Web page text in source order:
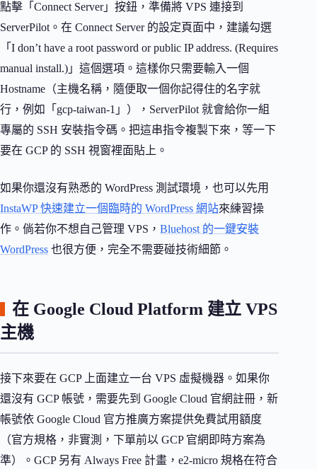
點擊「Connect Server」按鈕，準備將 VPS 連接到
ServerPilot。在 Connect Server 的設定頁面中，建議勾選
「I don’t have a root password or public IP address. (Requires
manual install.)」這個選項。這樣你只需要輸入一個
Hostname（主機名稱，隨便取一個你記得住的名字就
行，例如「gcp-taiwan-1」），ServerPilot 就會給你一組
專屬的 SSH 安裝指令碼。把這串指令複製下來，等一下
要在 GCP 的 SSH 視窗裡面貼上。
如果你還沒有熟悉的 WordPress 測試環境，也可以先用
InstaWP 快速建立一個臨時的 WordPress 網站來練習操
作。倘若你不想自己管理 VPS， Bluehost 的一鍵安裝
WordPress 也很方便，完全不需要碰技術細節。
在 Google Cloud Platform 建立 VPS
主機
接下來要在 GCP 上面建立一台 VPS 虛擬機器。如果你
還沒有 GCP 帳號，需要先到 Google Cloud 官網註冊，新
帳號依 Google Cloud 官方推廣方案提供免費試用額度
（官方規格，非實測，下單前以 GCP 官網即時方案為
準）。GCP 另有 Always Free 計畫，e2-micro 規格在符合